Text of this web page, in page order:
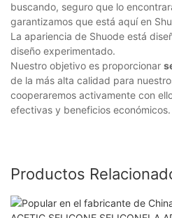
buscando, seguro que lo
garantizamos que está aquí en
La apariencia de Shuode está
diseño experimentado.
Nuestro objetivo es proporcionar
de la más alta calidad para
cooperaremos activamente con
efectivas y beneficios económicos.
Productos